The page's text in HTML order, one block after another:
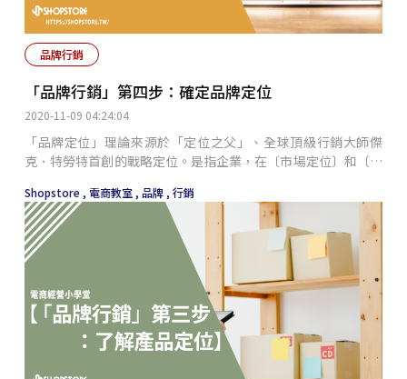
品牌行銷
2020-11-09 04:24:04
「品牌行銷」第四步：確定品牌定位
「品牌定位」理論來源於「定位之父」、全球頂級行銷大師傑
克．特勞特首創的戰略定位。是指企業，在〔市場定位〕和〔產
商業性決策，它是建立一個，與目標市場有關的品牌形象的過程
和結果。換言之，即指為某個特定品牌，確定一個適當的市場位
置，使商品，在消費者的心中占領一個特殊的位置，當某種需要
突然產生時，能隨即想到該品牌。
Shopstore , 電商教室 , 品牌 , 行銷